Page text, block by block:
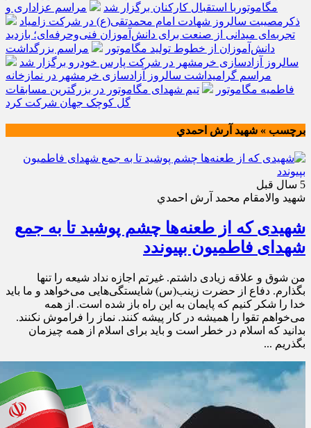
مگاموتوربا استقبال کارکنان برگزار شد
مراسم عزاداری و
ذکرمصیبت سالروز شهادت امام محمدتقی(ع) در شرکت زامیاد
تجربه‌ای میدانی از صنعت برای دانش‌آموزان فنی‌وحرفه‌ای؛ بازدید
دانش‌آموزان از خطوط تولید مگاموتور
مراسم بزرگداشت
سالروز آزادسازی خرمشهر در شرکت پارس خودرو برگزار شد
مراسم گرامیداشت سالروز آزادسازی خرمشهر در نمازخانه
فاطمیه مگاموتور
تیم شهدای مگاموتور در بزرگترین مسابقات
گل کوچک جهان شرکت کرد
برچسب » شهيد آرش احمدي
5 سال قبل
شهيد والامقام محمد آرش احمدي
شهیدی که از طعنه‌ها چشم پوشید تا به جمع
شهدای فاطمیون بپیوندد
من شوق و علاقه زیادی داشتم. غیرتم اجازه نداد شیعه را تنها
بگذارم. دفاع از حضرت زینب(س) شایستگی‌هایی می‌خواهد و ما باید
خدا را شکر کنیم که پایمان به این راه باز شده است. از همه
می‌خواهم تقوا را همیشه در کار پیشه کنند. نماز را فراموش نکنند.
بدانید که اسلام در خطر است و باید برای اسلام از همه چیزمان
بگذریم ...